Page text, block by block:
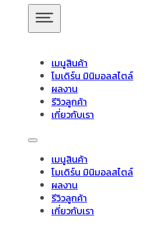
ข้ามไปยังเนื้อหาหลัก
เมนูสินค้า
โมเดิร์น มินิมอลสไตล์
ผลงาน
รีวิวลูกค้า
เกี่ยวกับเรา
เมนูสินค้า
โมเดิร์น มินิมอลสไตล์
ผลงาน
รีวิวลูกค้า
เกี่ยวกับเรา
สินค้าของเรา
อัปเดตล่าสุด
โซฟาไม้
Showing 1–16 of 18 results